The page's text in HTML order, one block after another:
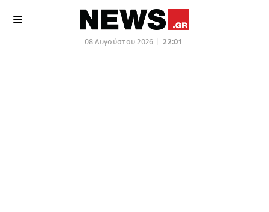
08 Αυγούστου 2026 | 22:01